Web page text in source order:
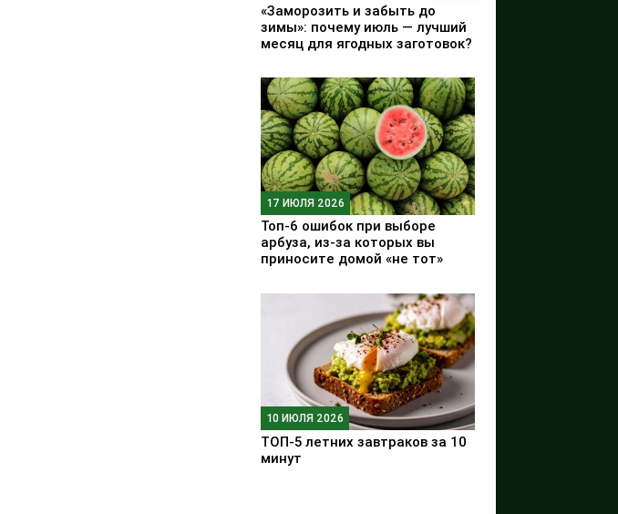
«Заморозить и забыть до
зимы»: почему июль — лучший
месяц для ягодных заготовок?
17 ИЮЛЯ 2026
Топ-6 ошибок при выборе
арбуза, из-за которых вы
приносите домой «не тот»
10 ИЮЛЯ 2026
ТОП-5 летних завтраков за 10
минут